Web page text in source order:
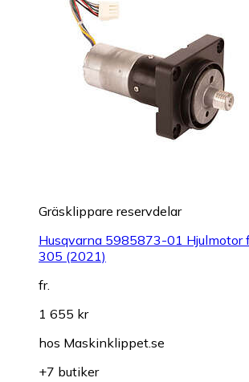
Gräsklippare reservdelar
Husqvarna 5985873-01 Hjulmotor
305 (2021)
fr.
1 655 kr
hos Maskinklippet.se
+7 butiker